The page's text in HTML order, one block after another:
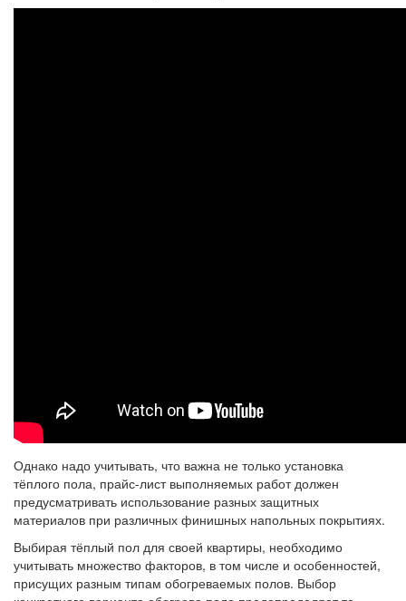
Однако надо учитывать, что важна не только установка
тёплого пола, прайс-лист выполняемых работ должен
предусматривать использование разных защитных
материалов при различных финишных напольных покрытиях.
Выбирая тёплый пол для своей квартиры, необходимо
учитывать множество факторов, в том числе и особенностей,
присущих разным типам обогреваемых полов. Выбор